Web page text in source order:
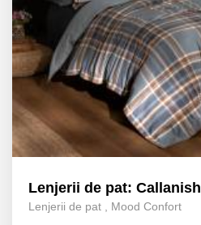
Lenjerii de pat: Callanish
Lenjerii de pat , Mood Confort